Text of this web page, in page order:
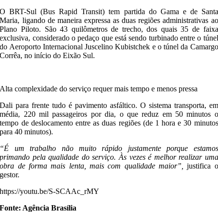
O BRT-Sul (Bus Rapid Transit) tem partida do Gama e de Santa
Maria, ligando de maneira expressa as duas regiões administrativas ao
Plano Piloto. São 43 quilômetros de trecho, dos quais 35 de faixa
exclusiva, considerado o pedaço que está sendo turbinado entre o túnel
do Aeroporto Internacional Juscelino Kubistchek e o túnel da Camargo
Corrêa, no início do Eixão Sul.
Alta complexidade do serviço requer mais tempo e menos pressa
Dali para frente tudo é pavimento asfáltico. O sistema transporta, em
média, 220 mil passageiros por dia, o que reduz em 50 minutos o
tempo de deslocamento entre as duas regiões (de 1 hora e 30 minutos
para 40 minutos).
“É um trabalho não muito rápido justamente porque estamos
primando pela qualidade do serviço. Às vezes é melhor realizar uma
obra de forma mais lenta, mais com qualidade maior”,
justifica o
gestor.
https://youtu.be/S-SCAAc_rMY
Fonte: Agência Brasília